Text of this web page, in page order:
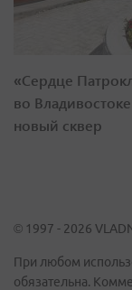
«Сердце
во
новый сквер
© 1997 - 2026
При любом
обязательна.